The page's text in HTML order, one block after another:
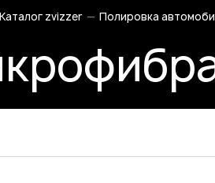
Каталог zvizzer Полировка